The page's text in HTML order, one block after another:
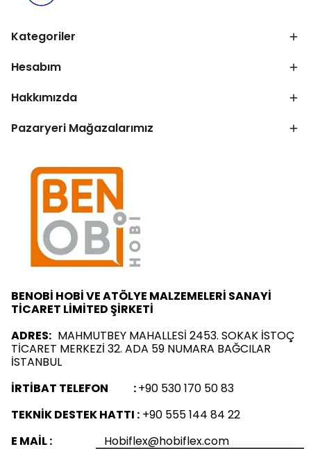
Kategoriler
Hesabım
Hakkımızda
Pazaryeri Mağazalarımız
BENOBİ HOBİ VE ATÖLYE MALZEMELERİ SANAYİ
TİCARET LİMİTED ŞİRKETİ
ADRES: MAHMUTBEY MAHALLESİ 2453. SOKAK İSTOÇ
TİCARET MERKEZİ 32. ADA 59 NUMARA BAĞCILAR
İSTANBUL
İRTİBAT TELEFON :+90 530 170 50 83
TEKNİK DESTEK HATTI : +90 555 144 84 22
E MAİL : Hobiflex@hobiflex.com